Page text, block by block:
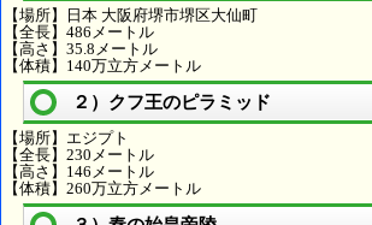
【場所】日本 大阪府堺市堺区大仙町
【全長】486メートル
【高さ】35.8メートル
【体積】140万立方メートル
２）クフ王のピラミッド
【場所】エジプト
【全長】230メートル
【高さ】146メートル
【体積】260万立方メートル